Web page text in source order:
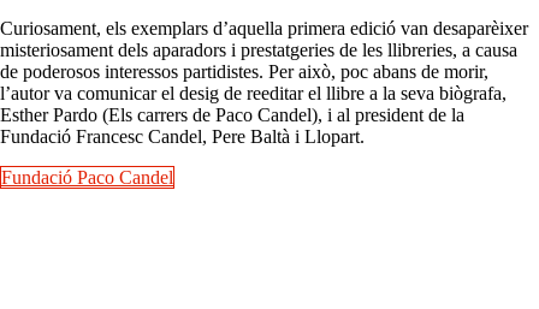
Curiosament, els exemplars d’aquella primera edició van desaparèixer
misteriosament dels aparadors i prestatgeries de les llibreries, a causa
de poderosos interessos partidistes. Per això, poc abans de morir,
l’autor va comunicar el desig de reeditar el llibre a la seva biògrafa,
Esther Pardo (Els carrers de Paco Candel), i al president de la
Fundació Francesc Candel, Pere Baltà i Llopart.
Fundació Paco Candel